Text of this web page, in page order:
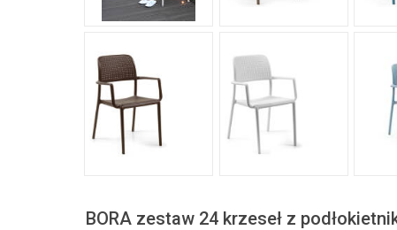
BORA zestaw 24 krzeseł z